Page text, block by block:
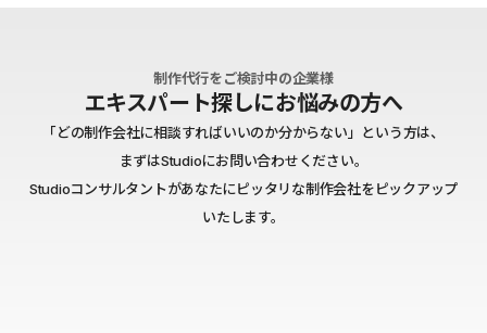
制作代行をご検討中の企業様
エキスパート探しにお悩みの方へ
「どの制作会社に相談すればいいのか分からない」という方は、
まずはStudioにお問い合わせください。
Studioコンサルタントがあなたにピッタリな制作会社をピックアップ
いたします。